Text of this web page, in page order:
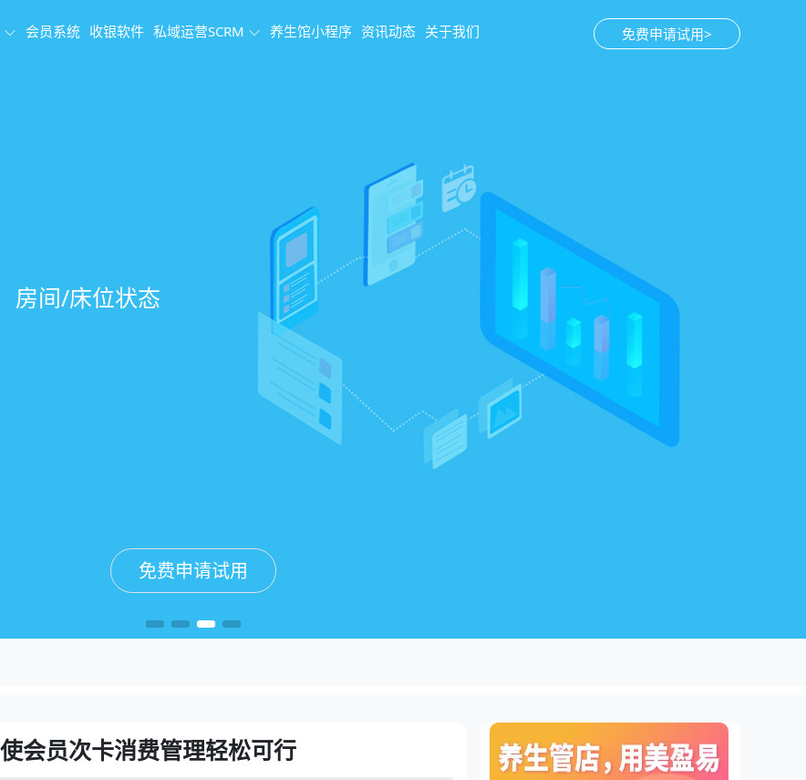
免费申请试用>
会员系统 收银软件 私域运营SCRM 养生馆小程序 资讯动态 关于我们
员、财务、营
免费申请试用
客户关怀，提
免费申请试用
房间/床位状态
免费申请试用
果对比，数据
免费申请试用
会员次卡消费管理轻松可行